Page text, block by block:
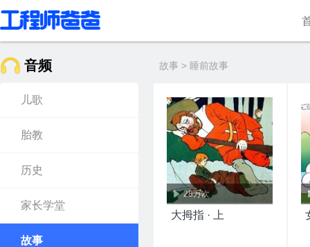
音频 故事 > 睡前故事
儿歌
胎教
历史
家长学堂
故事
28万次
大拇指 · 上